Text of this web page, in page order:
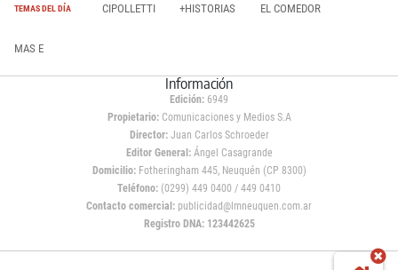
TEMAS DEL DÍA CIPOLLETTI +HISTORIAS EL COMEDOR
MAS E
Información
Edición: 6949
Propietario:Comunicaciones y Medios S.A
Director: Juan Carlos Schroeder
Editor General:Ángel Casagrande
Domicilio:Fotheringham 445, Neuquén (CP 8300)
Teléfono: (0299) 449 0400 / 449 0410
Contacto comercial: publicidad@lmneuquen.com.ar
Registro DNA: 123442625